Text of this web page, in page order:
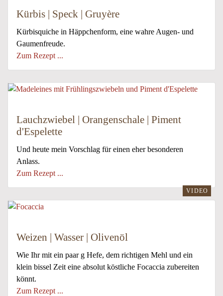
Kürbis | Speck | Gruyère
Kürbisquiche in Häppchenform, eine wahre Augen- und
Gaumenfreude.
Zum Rezept ...
Lauchzwiebel | Orangenschale | Piment
d'Espelette
Und heute mein Vorschlag für einen eher besonderen
Anlass.
Zum Rezept ...
VIDEO
Weizen | Wasser | Olivenöl
Wie Ihr mit ein paar g Hefe, dem richtigen Mehl und ein
klein bissel Zeit eine absolut köstliche Focaccia zubereiten
könnt.
Zum Rezept ...